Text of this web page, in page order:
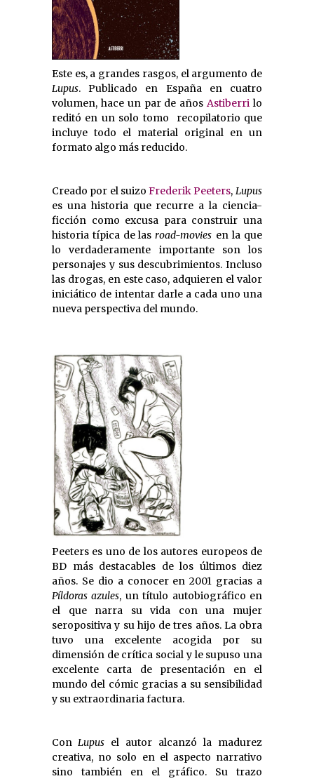
Este es, a grandes rasgos, el argumento de
Lupus. Publicado en España en cuatro
volumen, hace un par de años Astiberri lo
reditó en un solo tomo recopilatorio que
incluye todo el material original en un
formato algo más reducido.
Creado por el suizo Frederik Peeters, Lupus
es una historia que recurre a la ciencia-
ficción como excusa para construir una
historia típica de las road-movies en la que
lo verdaderamente importante son los
personajes y sus descubrimientos. Incluso
las drogas, en este caso, adquieren el valor
iniciático de intentar darle a cada uno una
nueva perspectiva del mundo.
Peeters es uno de los autores europeos de
BD más destacables de los últimos diez
años. Se dio a conocer en 2001 gracias a
Píldoras azules, un título autobiográfico en
el que narra su vida con una mujer
seropositiva y su hijo de tres años. La obra
tuvo una excelente acogida por su
dimensión de crítica social y le supuso una
excelente carta de presentación en el
mundo del cómic gracias a su sensibilidad
y su extraordinaria factura.
Con Lupus el autor alcanzó la madurez
creativa, no solo en el aspecto narrativo
sino también en el gráfico. Su trazo